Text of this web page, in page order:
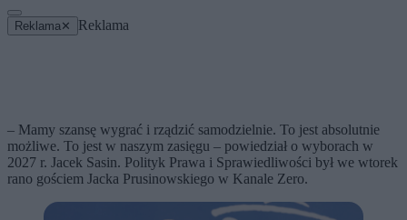
Reklama ✕ Reklama
– Mamy szansę wygrać i rządzić samodzielnie. To jest absolutnie
możliwe. To jest w naszym zasięgu – powiedział o wyborach w
2027 r. Jacek Sasin. Polityk Prawa i Sprawiedliwości był we wtorek
rano gościem Jacka Prusinowskiego w Kanale Zero.